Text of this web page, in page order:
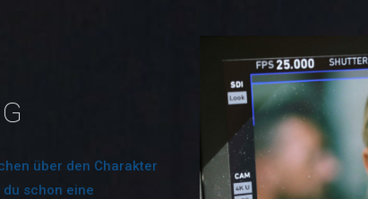
über den Charakter
du schon eine